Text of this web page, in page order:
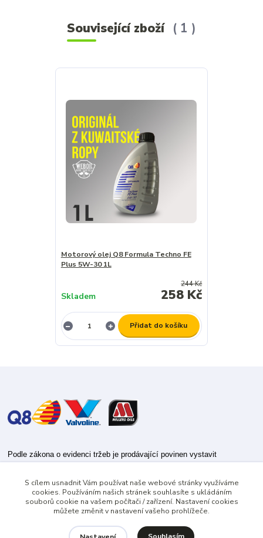
Související zboží 1
Motorový olej Q8 Formula Techno FE
Plus 5W-30 1L
244 Kč
258 Kč
Skladem
Přidat do košíku
Podle zákona o evidenci tržeb je prodávající povinen vystavit
Zároveň je povinen zaevidovat přijatou tržbu u správce daně online; v
případě technického výpadku pak nejpozději do 48 hodin.
S cílem usnadnit Vám používat naše webové stránky využíváme
cookies. Používáním našich stránek souhlasíte s ukládáním
souborů cookie na vašem počítači / zařízení. Nastavení cookies
můžete změnit v nastavení vašeho prohlížeče.